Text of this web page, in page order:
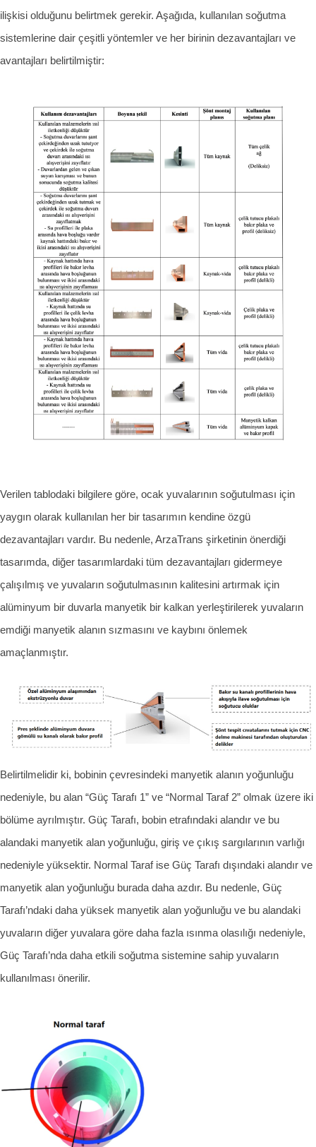
ilişkisi olduğunu belirtmek gerekir. Aşağıda, kullanılan soğutma
sistemlerine dair çeşitli yöntemler ve her birinin dezavantajları ve
avantajları belirtilmiştir:
Verilen tablodaki bilgilere göre, ocak yuvalarının soğutulması için
yaygın olarak kullanılan her bir tasarımın kendine özgü
dezavantajları vardır. Bu nedenle, ArzaTrans şirketinin önerdiği
tasarımda, diğer tasarımlardaki tüm dezavantajları gidermeye
çalışılmış ve yuvaların soğutulmasının kalitesini artırmak için
alüminyum bir duvarla manyetik bir kalkan yerleştirilerek yuvaların
emdiği manyetik alanın sızmasını ve kaybını önlemek
amaçlanmıştır.
Belirtilmelidir ki, bobinin çevresindeki manyetik alanın yoğunluğu
nedeniyle, bu alan “Güç Tarafı 1” ve “Normal Taraf 2” olmak üzere iki
bölüme ayrılmıştır. Güç Tarafı, bobin etrafındaki alandır ve bu
alandaki manyetik alan yoğunluğu, giriş ve çıkış sargılarının varlığı
nedeniyle yüksektir. Normal Taraf ise Güç Tarafı dışındaki alandır ve
manyetik alan yoğunluğu burada daha azdır. Bu nedenle, Güç
Tarafı’ndaki daha yüksek manyetik alan yoğunluğu ve bu alandaki
yuvaların diğer yuvalara göre daha fazla ısınma olasılığı nedeniyle,
Güç Tarafı’nda daha etkili soğutma sistemine sahip yuvaların
kullanılması önerilir.